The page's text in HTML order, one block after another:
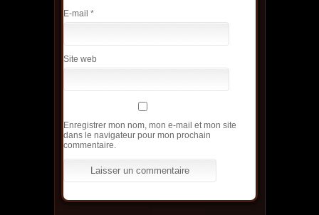
E-mail *
Site web
Enregistrer mon nom, mon e-mail et mon site
dans le navigateur pour mon prochain
commentaire.